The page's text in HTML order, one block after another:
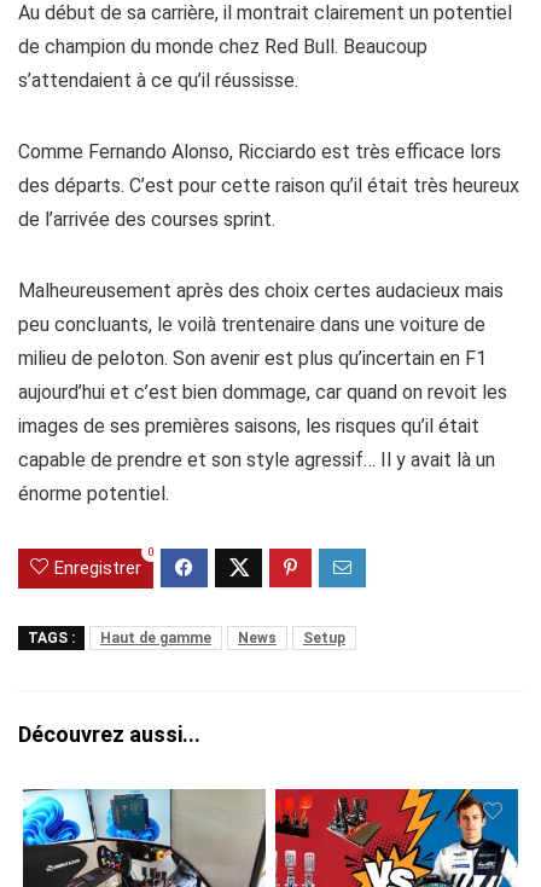
Au début de sa carrière, il montrait clairement un potentiel
de champion du monde chez Red Bull. Beaucoup
s’attendaient à ce qu’il réussisse.
Comme Fernando Alonso, Ricciardo est très efficace lors
des départs. C’est pour cette raison qu’il était très heureux
de l’arrivée des courses sprint.
Malheureusement après des choix certes audacieux mais
peu concluants, le voilà trentenaire dans une voiture de
milieu de peloton. Son avenir est plus qu’incertain en F1
aujourd’hui et c’est bien dommage, car quand on revoit les
images de ses premières saisons, les risques qu’il était
capable de prendre et son style agressif… Il y avait là un
énorme potentiel.
Enregistrer
0
TAGS : Haut de gamme News Setup
Découvrez aussi...